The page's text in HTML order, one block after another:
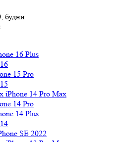
будни
16 Plus
15 Pro
iPhone 14 Pro Max
14 Pro
14 Plus
SE 2022